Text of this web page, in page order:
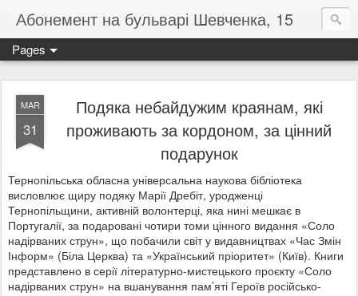
Абонемент на бульварі Шевченка, 15
Pages
MAR
31
Подяка небайдужим краянам, які
проживають за кордоном, за цінний
подарунок
Тернопільська обласна універсальна наукова бібліотека
висловлює щиру подяку Марії Дребіт, уродженці
Тернопільщини, активній волонтерці, яка нині мешкає в
Португалії, за подаровані чотири томи цінного видання «Соло
надірваних струн», що побачили світ у видавництвах «Час Змін
Інформ» (Біла Церква) та «Український пріоритет» (Київ). Книги
представлено в серії літературно-мистецького проєкту «Соло
надірваних струн» на вшанування пам’яті Героїв російсько-